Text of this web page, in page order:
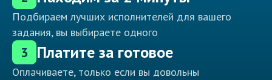
Подбираем лучших исполнителей для вашего
задания, вы выбираете одного
3 Платите за готовое
Оплачиваете, только если вы довольны